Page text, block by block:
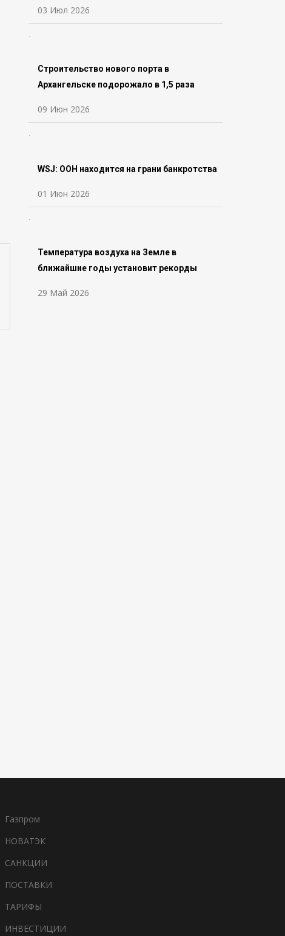
03 Июл 2026
Строительство нового порта в
Архангельске подорожало в 1,5 раза
09 Июн 2026
WSJ: ООН находится на грани банкротства
01 Июн 2026
Температура воздуха на Земле в
ближайшие годы установит рекорды
29 Май 2026
Газпром
НОВАТЭК
САНКЦИИ
ПОСТАВКИ
ТАРИФЫ
ИНВЕСТИЦИИ